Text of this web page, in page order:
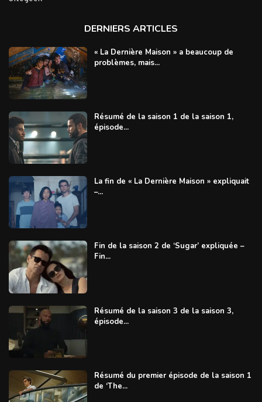
DERNIERS ARTICLES
« La Dernière Maison » a beaucoup de
problèmes, mais...
Résumé de la saison 1 de la saison 1,
épisode...
La fin de « La Dernière Maison » expliquait
–...
Fin de la saison 2 de ‘Sugar’ expliquée –
Fin...
Résumé de la saison 3 de la saison 3,
épisode...
Résumé du premier épisode de la saison 1
de ‘The...